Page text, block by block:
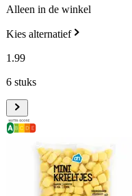
Alleen in de winkel
Kies alternatief
1 .99
6 stuks